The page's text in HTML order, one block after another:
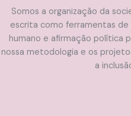
Somos a organização da
escrita como ferramentas
humano e afirmação política
nossa metodologia e os
a